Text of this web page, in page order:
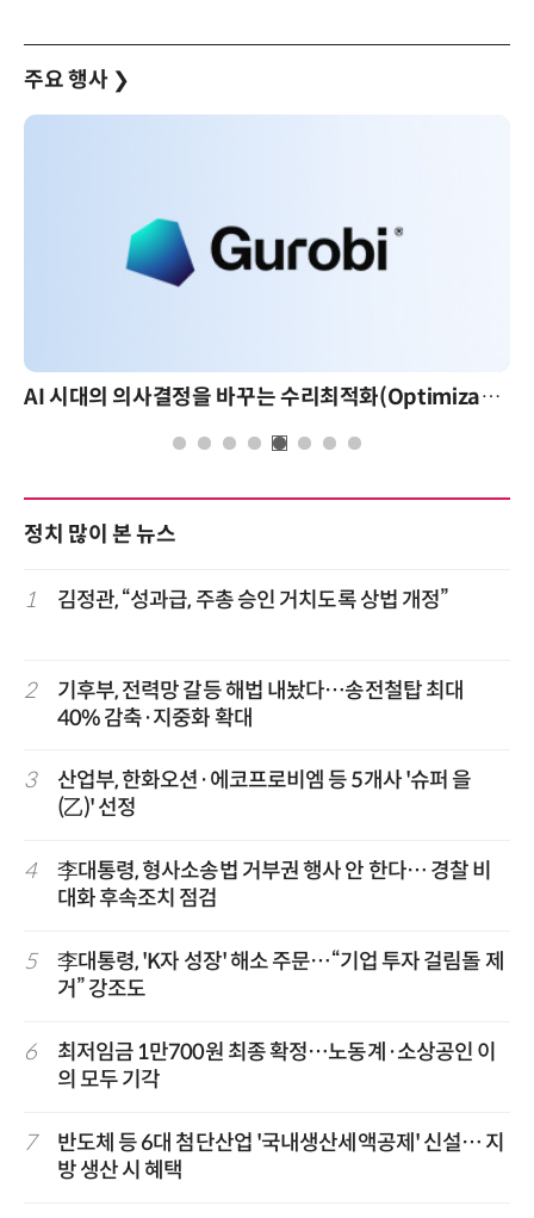
주요 행사 ❯
AI 시대의 의사결정을 바꾸는 수리최적화(Optimization): 실제 산업 적용 사례와 활용 전략
정치 많이 본 뉴스
1 김정관, “성과급, 주총 승인 거치도록 상법 개정”
2
기후부, 전력망 갈등 해법 내놨다…송전철탑 최대
40% 감축·지중화 확대
3
산업부, 한화오션·에코프로비엠 등 5개사 '슈퍼 을
(乙)' 선정
4
李대통령, 형사소송법 거부권 행사 안 한다… 경찰 비
대화 후속조치 점검
5
李대통령, 'K자 성장' 해소 주문…“기업 투자 걸림돌 제
거” 강조도
6
최저임금 1만700원 최종 확정…노동계·소상공인 이
의 모두 기각
7
반도체 등 6대 첨단산업 '국내생산세액공제' 신설… 지
방 생산 시 혜택